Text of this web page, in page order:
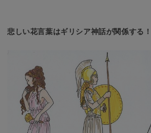
悲しい花言葉はギリシア神話が関係する！